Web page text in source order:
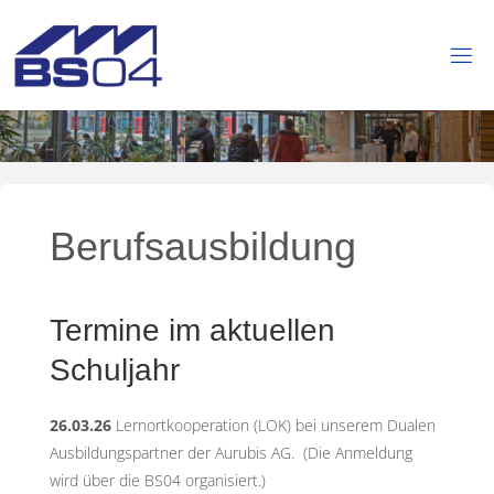
content
ER
UF
E
H U
TA
HL
Berufsausbildung
Termine im aktuellen
Schuljahr
26.03.26 Lernortkooperation (LOK) bei unserem Dualen
Ausbildungspartner der Aurubis AG. (Die Anmeldung
wird über die BS04 organisiert.)